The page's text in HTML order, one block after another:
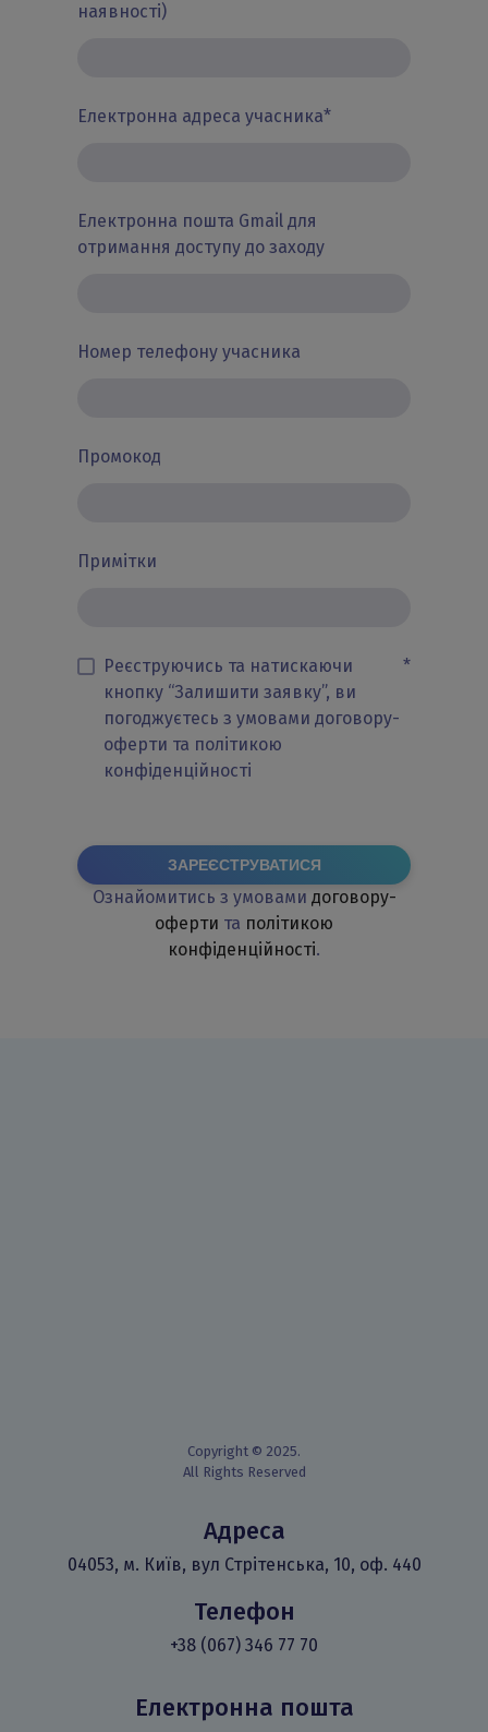
наявності)
Електронна адреса учасника*
Електронна пошта Gmail для
отримання доступу до заходу
Номер телефону учасника
Промокод
Примітки
Реєструючись та натискаючи
кнопку “Залишити заявку”, ви
погоджуєтесь з умовами договору-
оферти та політикою
конфіденційності
*
ЗАРЕЄСТРУВАТИСЯ
Ознайомитись з умовами договору-
оферти та політикою
конфіденційності.
Copyright © 2025.
All Rights Reserved
Адреса
04053, м. Київ, вул Стрітенська, 10, оф. 440
Телефон
+38 (067) 346 77 70
Електронна пошта